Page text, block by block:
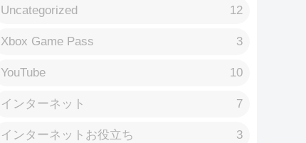
Uncategorized 12
Xbox Game Pass 3
YouTube 10
インターネット 7
インターネットお役立ち 3